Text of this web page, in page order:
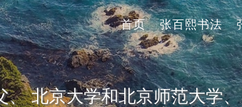
首页 张百熙书法
、 北京大学和北京师范大学